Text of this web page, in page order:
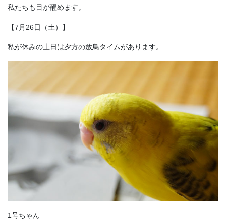
私たちも目が醒めます。
【7月26日（土）】
私が休みの土日は夕方の放鳥タイムがあります。
1号ちゃん